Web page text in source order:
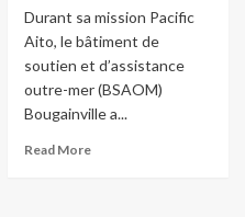
Durant sa mission Pacific
Aito, le bâtiment de
soutien et d’assistance
outre-mer (BSAOM)
Bougainville a...
Read More